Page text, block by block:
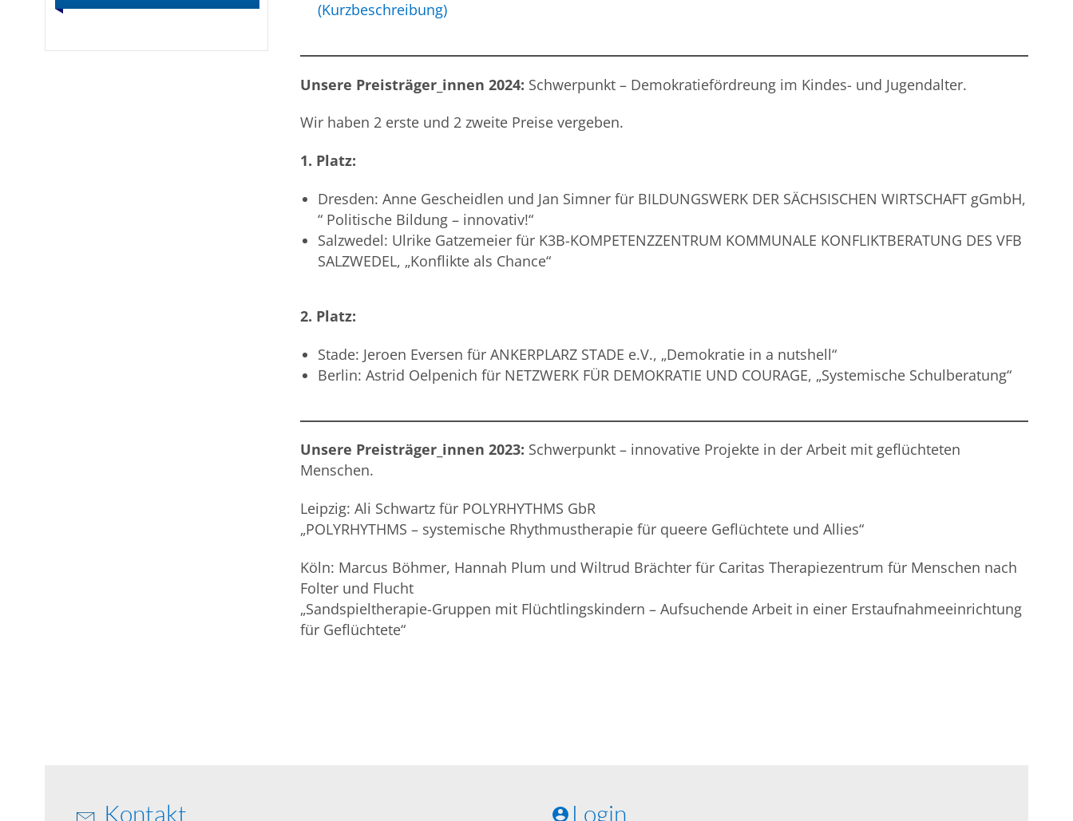
(Kurzbeschreibung)
Unsere Preisträger_innen 2024: Schwerpunkt – Demokratiefördreung im Kindes- und Jugendalter.
Wir haben 2 erste und 2 zweite Preise vergeben.
1. Platz:
Dresden: Anne Gescheidlen und Jan Simner für BILDUNGSWERK DER SÄCHSISCHEN WIRTSCHAFT gGmbH,
“ Politische Bildung – innovativ!“
Salzwedel: Ulrike Gatzemeier für K3B-KOMPETENZZENTRUM KOMMUNALE KONFLIKTBERATUNG DES VFB
SALZWEDEL, „Konflikte als Chance“
2. Platz:
Stade: Jeroen Eversen für ANKERPLARZ STADE e.V., „Demokratie in a nutshell“
Berlin: Astrid Oelpenich für NETZWERK FÜR DEMOKRATIE UND COURAGE, „Systemische Schulberatung“
Unsere Preisträger_innen 2023: Schwerpunkt – innovative Projekte in der Arbeit mit geflüchteten
Menschen.
Leipzig: Ali Schwartz für POLYRHYTHMS GbR
„POLYRHYTHMS – systemische Rhythmustherapie für queere Geflüchtete und Allies“
Köln: Marcus Böhmer, Hannah Plum und Wiltrud Brächter für Caritas Therapiezentrum für Menschen nach
Folter und Flucht
„Sandspieltherapie-Gruppen mit Flüchtlingskindern – Aufsuchende Arbeit in einer Erstaufnahmeeinrichtung
für Geflüchtete“
Kontakt Login